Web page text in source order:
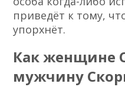
приведёт к тому,
упорхнёт.
Как женщине
мужчину